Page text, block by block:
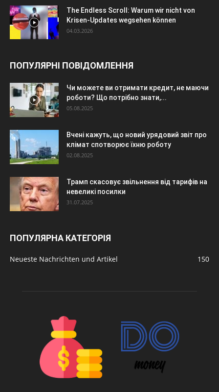
The Endless Scroll: Warum wir nicht von
Krisen-Updates wegsehen können
04.03.2026
ПОПУЛЯРНІ ПОВІДОМЛЕННЯ
Чи можете ви отримати кредит, не маючи
роботи? Що потрібно знати,...
05.08.2025
Вчені кажуть, що новий урядовий звіт про
клімат спотворює їхню роботу
02.08.2025
Трамп скасовує звільнення від тарифів на
невеликі посилки
31.07.2025
ПОПУЛЯРНА КАТЕГОРІЯ
Neueste Nachrichten und Artikel 150